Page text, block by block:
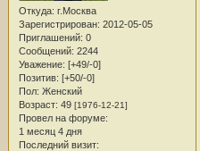
Откуда: г.Москва
Зарегистрирован: 2012-05-05
Приглашений: 0
Сообщений: 2244
Уважение: [+49/-0]
Позитив: [+50/-0]
Пол: Женский
Возраст: 49 [1976-12-21]
Провел на форуме:
1 месяц 4 дня
Последний визит: